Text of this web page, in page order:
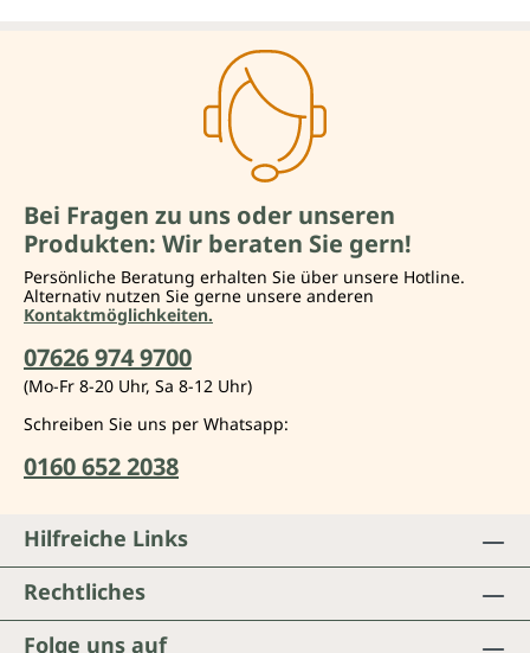
Bei Fragen zu uns oder unseren
Produkten: Wir beraten Sie gern!
Persönliche Beratung erhalten Sie über unsere Hotline.
Alternativ nutzen Sie gerne unsere anderen
Kontaktmöglichkeiten.
07626 974 9700
(Mo-Fr 8-20 Uhr, Sa 8-12 Uhr)
Schreiben Sie uns per Whatsapp:
0160 652 2038
Folge uns auf
Hilfreiche Links
Rechtliches